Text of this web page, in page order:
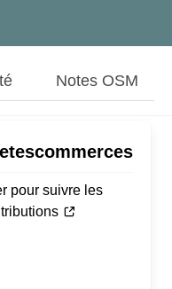
Notes OSM
pour suivre les